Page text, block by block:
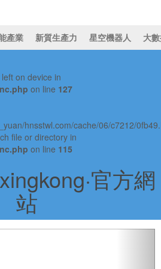
on device in
on line 127
hnsstwl.com/cache/06/c7212/
file or directory in
on line 115
官方網
站
91视频免费观
產業 新質生產力 星空機器人 大